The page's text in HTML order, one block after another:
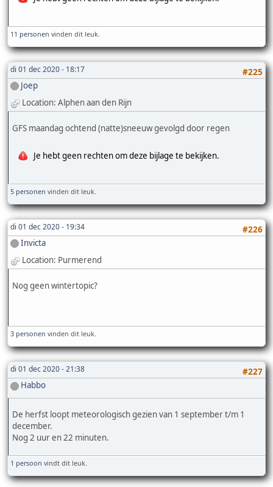
11 personen vinden dit leuk.
di 01 dec 2020 - 18:17
#225
Joep
Location: Alphen aan den Rijn
GFS maandag ochtend (natte)sneeuw gevolgd door regen
Je hebt geen rechten om deze bijlage te bekijken.
5 personen vinden dit leuk.
di 01 dec 2020 - 19:34
#226
Invicta
Location: Purmerend
Nog geen wintertopic?
3 personen vinden dit leuk.
di 01 dec 2020 - 21:38
#227
Habbo
De herfst loopt meteorologisch gezien van 1 september t/m 1
december.
Nog 2 uur en 22 minuten.
1 persoon vindt dit leuk.